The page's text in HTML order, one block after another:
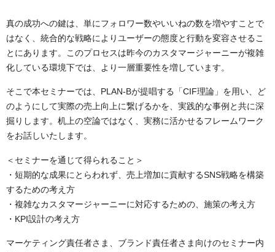
真の成功への鍵は、単にフォロワー数やいいねの数を増やすことで
はなく、統合的な戦略によりユーザーの態度と行動を変容させるこ
とにあります。このプロセスは昨今のカスタマージャーニーが複雑
化している環境下では、より一層重要性を増しています。
そこで本セミナーでは、PLAN-Bが提唱する「CIF理論」を用い、ど
のようにして実際の売上向上に繋げるかを、実践的な事例と共に深
掘りします。机上の空論ではなく、実務に活かせるフレームワーク
をお話しいたします。
＜セミナーを通じて得られること＞
・短期的な成果にとらわれず、売上増加に貢献するSNS戦略を構築
するための考え方
・複雑なカスタマージャーニーに対応するための、施策の考え方
・KPI設計の考え方
マーケティング責任者さま、ブランド責任者さま向けのセミナー内